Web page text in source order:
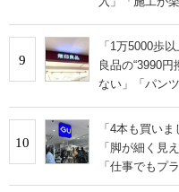
9
「1万5000歩
良品の“3990
ない」「パン
10
「4本も買い
「脚が細く見
「仕事でもプ